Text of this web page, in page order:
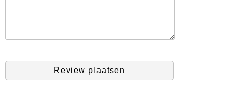
Review plaatsen